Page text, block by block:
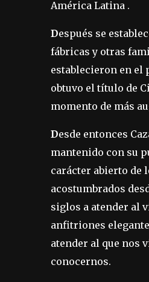
América Latina .
Después se
fábricas y otras
establecieron en el
obtuvo el título de
momento de más
Desde entonces
mantenido con su
carácter abierto de
acostumbrados
siglos a atender al
anfitriones
atender al que nos
conocernos.